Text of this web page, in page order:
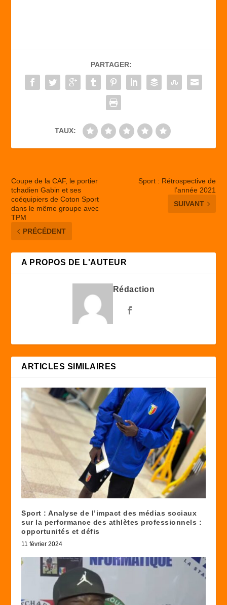
b
o
o
d
o
n
er
PARTAGER:
TAUX:
Coupe de la CAF, le portier
tchadien Gabin et ses
coéquipiers de Coton Sport
dans le même groupe avec
TPM
PRÉCÉDENT
Sport : Rétrospective de
l’année 2021
SUIVANT
A PROPOS DE L'AUTEUR
Rédaction
ARTICLES SIMILAIRES
Sport : Analyse de l’impact des médias sociaux
sur la performance des athlètes professionnels :
opportunités et défis
11 février 2024